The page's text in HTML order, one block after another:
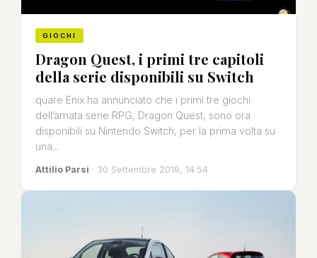
GIOCHI
Dragon Quest, i primi tre capitoli
della serie disponibili su Switch
quare Enix ha annunciato che i primi tre giochi
dell’amata serie RPG, Dragon Quest, sono ora
disponibili su Nintendo Switch, per la prima volta su
una...
Attilio Parsi · 30 Settembre 2019, 14:54